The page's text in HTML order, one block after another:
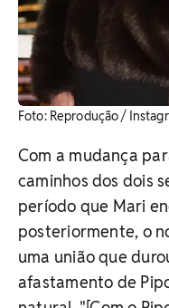
​Foto: Reprodução /
Com a mudança
caminhos dos dois
período que Mari
posteriormente, o
uma união que
afastamento de